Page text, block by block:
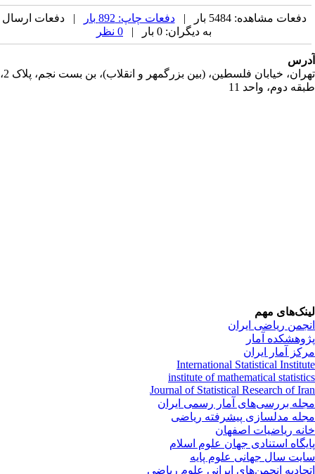
دفعات مشاهده: 5484 بار | دفعات چاپ: 892 بار
| دفعات ارسال
به دیگران: 0 بار |
تهران، خیابان فلسطین، (بین بزرگمهر و انقلاب)، بن بست نجم، پلاک 2،
دوم، واحد 11
مهم
ریاضی ایران
آمار
آمار ایران
International Statistical
institute of mathematical
Journal of Statistical Research of
بررسی‌های آمار رسمی ایران
مدلسازی پیشرفته ریاضی
ریاضیات اصفهان
استنادی جهان علوم اسلام
سال جهانی علوم پایه
انجمن‌های ایرانی علوم ریاضی